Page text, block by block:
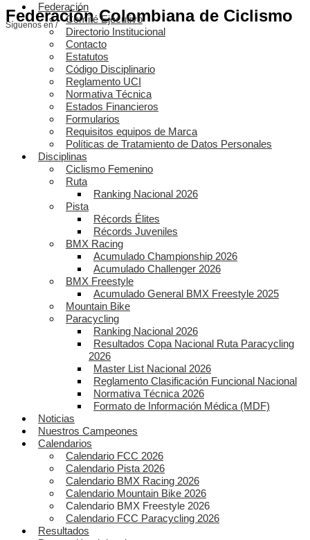
Federación Colombiana de Ciclismo
Síguenos en /
Federación
Comité Ejecutivo
Directorio Institucional
Contacto
Estatutos
Código Disciplinario
Reglamento UCI
Normativa Técnica
Estados Financieros
Formularios
Requisitos equipos de Marca
Políticas de Tratamiento de Datos Personales
Disciplinas
Ciclismo Femenino
Ruta
Ranking Nacional 2026
Pista
Récords Élites
Récords Juveniles
BMX Racing
Acumulado Championship 2026
Acumulado Challenger 2026
BMX Freestyle
Acumulado General BMX Freestyle 2025
Mountain Bike
Paracycling
Ranking Nacional 2026
Resultados Copa Nacional Ruta Paracycling
2026
Master List Nacional 2026
Reglamento Clasificación Funcional Nacional
Normativa Técnica 2026
Formato de Información Médica (MDF)
Noticias
Nuestros Campeones
Calendarios
Calendario FCC 2026
Calendario Pista 2026
Calendario BMX Racing 2026
Calendario Mountain Bike 2026
Calendario BMX Freestyle 2026
Calendario FCC Paracycling 2026
Resultados